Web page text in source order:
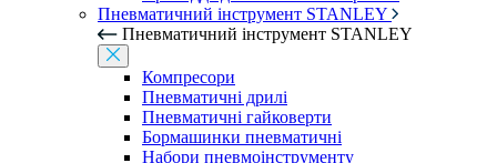
Пневматичний інструмент STANLEY
Пневматичний інструмент STANLEY
Компресори
Пневматичні дрилі
Пневматичні гайковерти
Бормашинки пневматичні
Набори пневмоінструменту